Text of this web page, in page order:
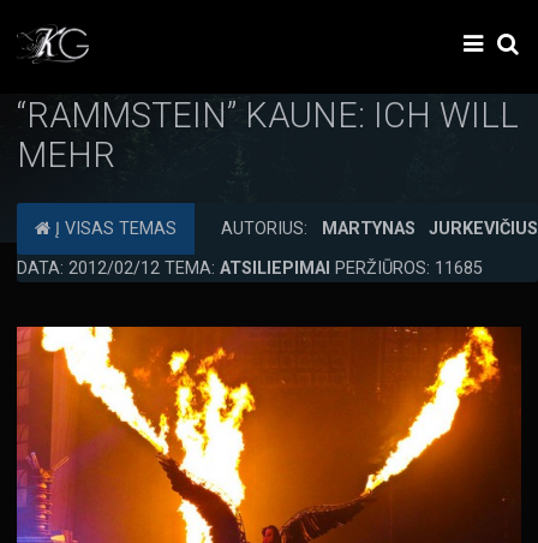
“RAMMSTEIN” KAUNE: ICH WILL
MEHR
Į VISAS TEMAS AUTORIUS:
MARTYNAS JURKEVIČIUS
DATA: 2012/02/12 TEMA: ATSILIEPIMAI PERŽIŪROS: 11685